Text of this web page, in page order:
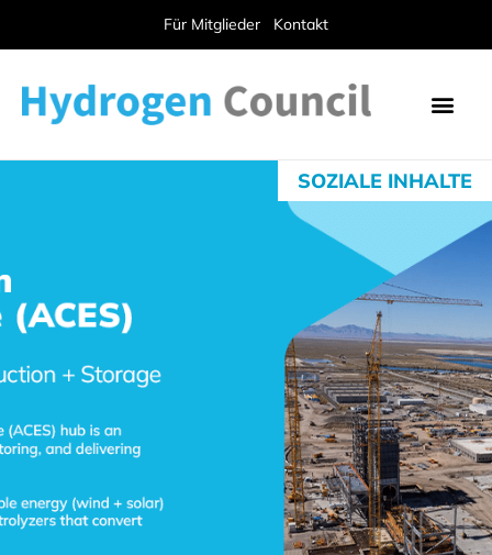
Für Mitglieder Kontakt
SOZIALE INHALTE